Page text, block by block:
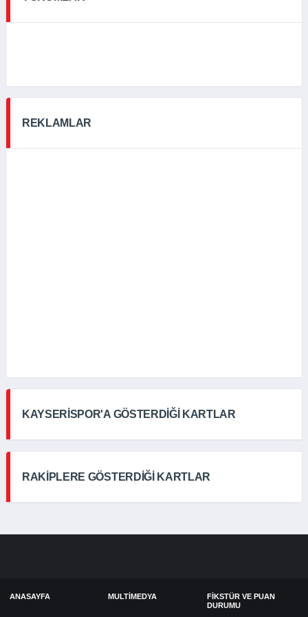
REKLAMLAR
KAYSERİSPOR'A GÖSTERDİĞİ KARTLAR
RAKİPLERE GÖSTERDİĞİ KARTLAR
ANASAYFA MULTIMEDYA
FIKSTÜR VE PUAN
DURUMU